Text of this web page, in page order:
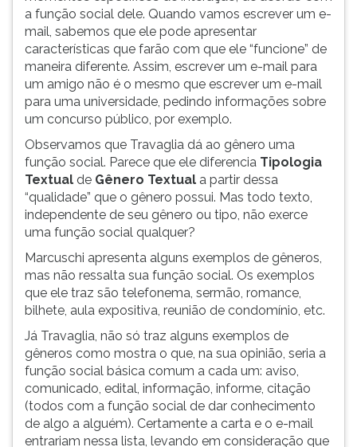
a função social dele. Quando vamos escrever um e-
mail, sabemos que ele pode apresentar
características que farão com que ele “funcione” de
maneira diferente. Assim, escrever um e-mail para
um amigo não é o mesmo que escrever um e-mail
para uma universidade, pedindo informações sobre
um concurso público, por exemplo.
Observamos que Travaglia dá ao gênero uma
função social. Parece que ele diferencia Tipologia
Textual de Gênero Textual a partir dessa
“qualidade” que o gênero possui. Mas todo texto,
independente de seu gênero ou tipo, não exerce
uma função social qualquer?
Marcuschi apresenta alguns exemplos de gêneros,
mas não ressalta sua função social. Os exemplos
que ele traz são telefonema, sermão, romance,
bilhete, aula expositiva, reunião de condomínio, etc.
Já Travaglia, não só traz alguns exemplos de
gêneros como mostra o que, na sua opinião, seria a
função social básica comum a cada um: aviso,
comunicado, edital, informação, informe, citação
(todos com a função social de dar conhecimento
de algo a alguém). Certamente a carta e o e-mail
entrariam nessa lista, levando em consideração que